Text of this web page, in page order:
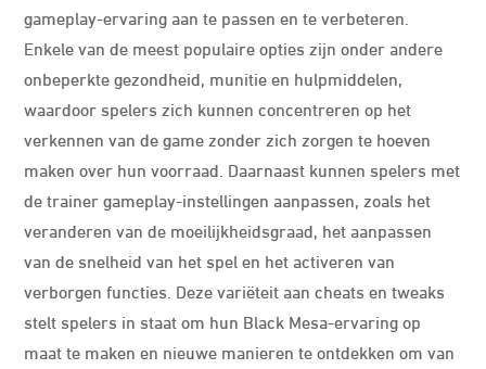
gameplay-ervaring aan te passen en te verbeteren.
Enkele van de meest populaire opties zijn onder andere
onbeperkte gezondheid, munitie en hulpmiddelen,
waardoor spelers zich kunnen concentreren op het
verkennen van de game zonder zich zorgen te hoeven
maken over hun voorraad. Daarnaast kunnen spelers met
de trainer gameplay-instellingen aanpassen, zoals het
veranderen van de moeilijkheidsgraad, het aanpassen
van de snelheid van het spel en het activeren van
verborgen functies. Deze variëteit aan cheats en tweaks
stelt spelers in staat om hun Black Mesa-ervaring op
maat te maken en nieuwe manieren te ontdekken om van